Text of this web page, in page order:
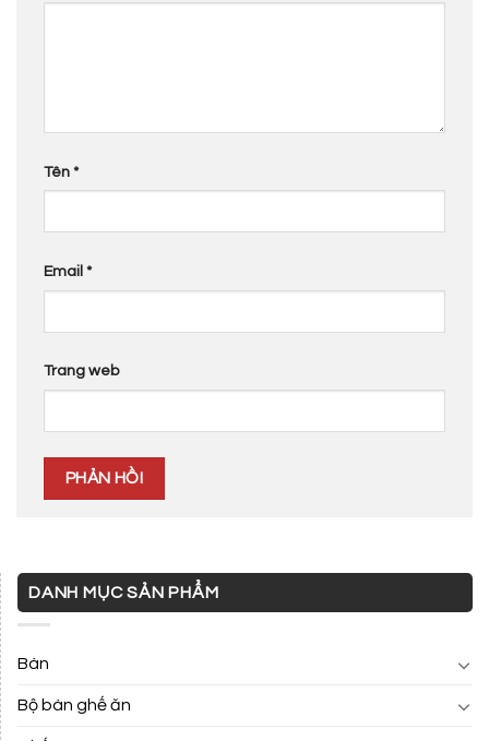
Tên *
Email *
Trang web
DANH MỤC SẢN PHẨM
Bàn
Bộ bàn ghế ăn